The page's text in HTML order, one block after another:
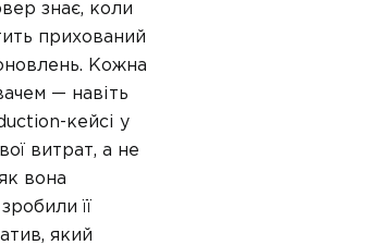
знає, коли
прихований
Кожна
— навіть
кейсі у
витрат, а не
вона
її
який